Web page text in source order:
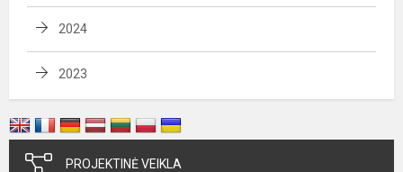
2024
2023
PROJEKTINĖ VEIKLA